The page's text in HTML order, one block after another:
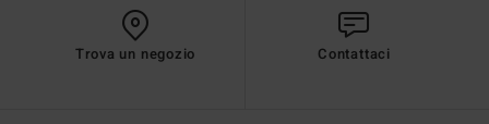
Trova un negozio Contattaci